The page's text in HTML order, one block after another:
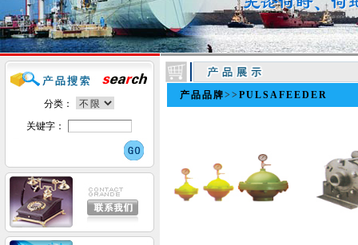
分类：
关键字：
产品品牌>> PULSAFEEDER